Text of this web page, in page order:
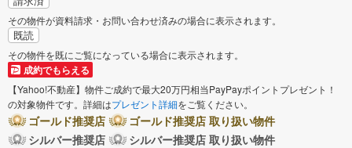
その物件が資料請求・お問い合わせ済みの場合に表示されます。
既読
その物件を既にご覧になっている場合に表示されます。
成約でもらえる
【Yahoo!不動産】物件ご成約で最大20万円相当PayPayポイントプレゼント！
の対象物件です。詳細はプレゼント詳細をご覧ください。
ゴールド推奨店
ゴールド推奨店 取り扱い物件
シルバー推奨店
シルバー推奨店 取り扱い物件